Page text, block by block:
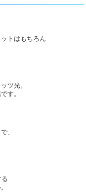
トはもちろん
ツ光。
す。
、